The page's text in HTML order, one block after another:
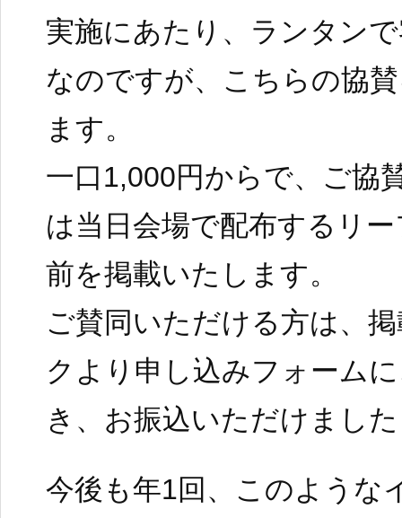
実施にあたり、ランタン
なのですが、こちらの協
ます。
一口1,000円からで、ご協
は当日会場で配布するリ
前を掲載いたします。
ご賛同いただける方は、
クより申し込みフォーム
き、お振込いただけまし
今後も年1回、このような